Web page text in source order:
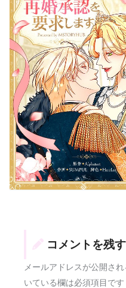
コメントを残す
メールアドレスが公開さ
いている欄は必須項目です